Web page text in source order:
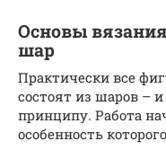
Основы
шар
Практически все
состоят из шаров –
принципу. Работа
особенность